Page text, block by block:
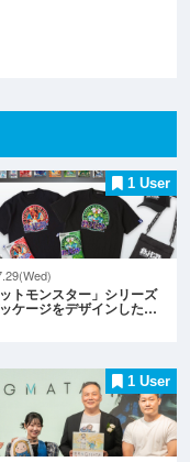
1 User
ットモンスター」シリーズ
ケージをデザインした…
1 User